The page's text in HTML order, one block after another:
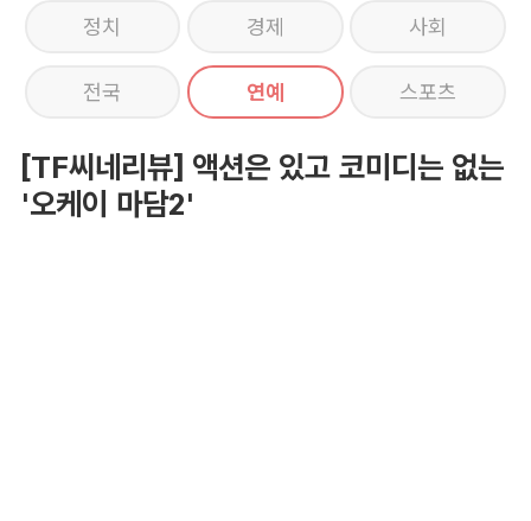
정치 경제 사회
전국 연예 스포츠
[TF씨네리뷰] 액션은 있고 코미디는 없는
'오케이 마담2'